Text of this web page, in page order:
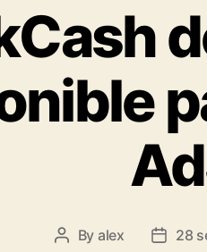
Post
By alex
Post
28